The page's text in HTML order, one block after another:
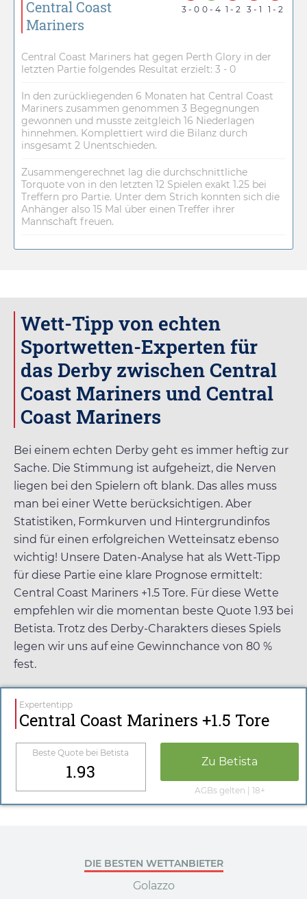
Central Coast
Mariners
3 - 0 0 - 4 1 - 2 3 - 1 1 - 2
Central Coast Mariners hat gegen Perth Glory in der
letzten Partie folgendes Resultat erzielt: 3 - 0
In den zurückliegenden 6 Monaten hat Central Coast
Mariners zusammen genommen 3 Begegnungen
gewonnen und musste zeitgleich 16 Niederlagen
hinnehmen. Komplettiert wird die Bilanz durch
insgesamt 2 Unentschieden.
Zusammengerechnet lag die durchschnittliche
Torquote von in den letzten 12 Spielen exakt 1.25 bei
Treffern pro Partie. Unter dem Strich konnten sich die
Anhänger also 15 Mal über einen Treffer ihrer
Mannschaft freuen.
Wett-Tipp von echten
Sportwetten-Experten für
das Derby zwischen Central
Coast Mariners und Central
Coast Mariners
Bei einem echten Derby geht es immer heftig zur
Sache. Die Stimmung ist aufgeheizt, die Nerven
liegen bei den Spielern oft blank. Das alles muss
man bei einer Wette berücksichtigen. Aber
Statistiken, Formkurven und Hintergrundinfos
sind für einen erfolgreichen Wetteinsatz ebenso
wichtig! Unsere Daten-Analyse hat als Wett-Tipp
für diese Partie eine klare Prognose ermittelt:
Central Coast Mariners +1.5 Tore. Für diese Wette
empfehlen wir die momentan beste Quote 1.93 bei
Betista. Trotz des Derby-Charakters dieses Spiels
legen wir uns auf eine Gewinnchance von 80 %
fest.
Expertentipp
Central Coast Mariners +1.5 Tore
Beste Quote bei Betista
1.93 Zu Betista
AGBs gelten | 18+
DIE BESTEN WETTANBIETER
Golazzo